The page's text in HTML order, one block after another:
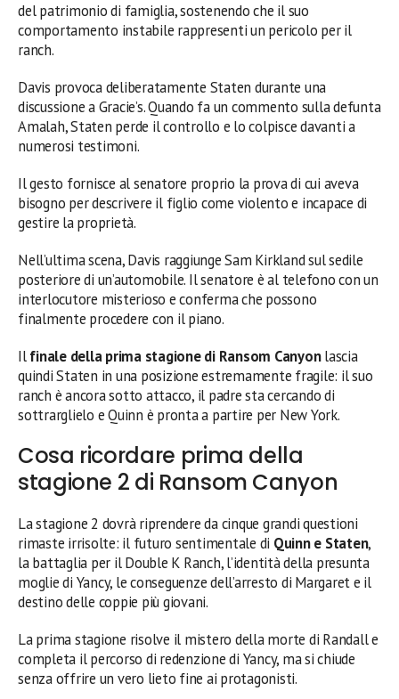
del patrimonio di famiglia, sostenendo che il suo
comportamento instabile rappresenti un pericolo per il
ranch.
Davis provoca deliberatamente Staten durante una
discussione a Gracie’s. Quando fa un commento sulla defunta
Amalah, Staten perde il controllo e lo colpisce davanti a
numerosi testimoni.
Il gesto fornisce al senatore proprio la prova di cui aveva
bisogno per descrivere il figlio come violento e incapace di
gestire la proprietà.
Nell’ultima scena, Davis raggiunge Sam Kirkland sul sedile
posteriore di un’automobile. Il senatore è al telefono con un
interlocutore misterioso e conferma che possono
finalmente procedere con il piano.
Ilfinale della prima stagione di Ransom Canyonlascia
quindi Staten in una posizione estremamente fragile: il suo
ranch è ancora sotto attacco, il padre sta cercando di
sottrarglielo e Quinn è pronta a partire per New York.
Cosa ricordare prima della
stagione 2 di Ransom Canyon
La stagione 2 dovrà riprendere da cinque grandi questioni
rimaste irrisolte: il futuro sentimentale di Quinn e Staten,
la battaglia per il Double K Ranch, l’identità della presunta
moglie di Yancy, le conseguenze dell’arresto di Margaret e il
destino delle coppie più giovani.
La prima stagione risolve il mistero della morte di Randall e
completa il percorso di redenzione di Yancy, ma si chiude
senza offrire un vero lieto fine ai protagonisti.